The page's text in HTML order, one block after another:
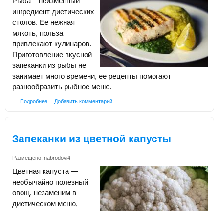
ингредиент диетических
столов. Ее нежная
мякоть, польза
привлекают кулинаров.
Приготовление вкусной
запеканки из рыбы не
занимает много времени, ее рецепты помогают
разнообразить рыбное меню.
Подробнее Добавить комментарий
Запеканки из цветной капусты
Размещено: nabrodovi4
Цветная капуста —
необычайно полезный
овощ, незаменим в
диетическом меню,